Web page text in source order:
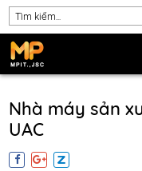
Nhà máy sản
UAC